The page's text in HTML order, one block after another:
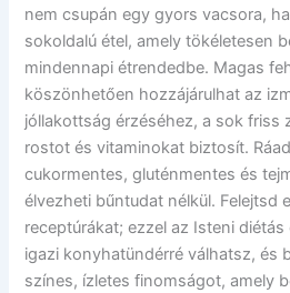
nem csupán egy gyors vacsora,
sokoldalú étel, amely tökéletesen
mindennapi étrendedbe. Magas
köszönhetően hozzájárulhat az
jóllakottság érzéséhez, a sok friss
rostot és vitaminokat biztosít.
cukormentes, gluténmentes és
élvezheti bűntudat nélkül. Felejtsd
receptúrákat; ezzel az Isteni
igazi konyhatündérré válhatsz, és
színes, ízletes finomságot, amely